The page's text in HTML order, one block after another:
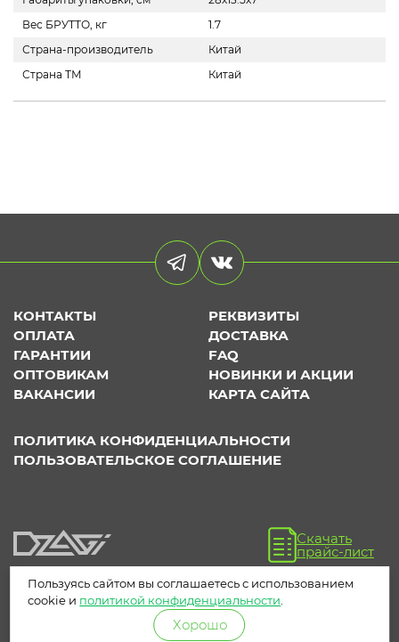
Вес БРУТТО, кг
1.7
Страна-производитель
Китай
Страна ТМ
Китай
КОНТАКТЫ
РЕКВИЗИТЫ
ОПЛАТА
ДОСТАВКА
ГАРАНТИИ
FAQ
ОПТОВИКАМ
НОВИНКИ И АКЦИИ
ВАКАНСИИ
КАРТА САЙТА
ПОЛИТИКА КОНФИДЕНЦИАЛЬНОСТИ
ПОЛЬЗОВАТЕЛЬСКОЕ СОГЛАШЕНИЕ
Скачать
прайс-лист
Пользуясь сайтом вы соглашаетесь с использованием
cookie и политикой конфиденциальности
Хорошо